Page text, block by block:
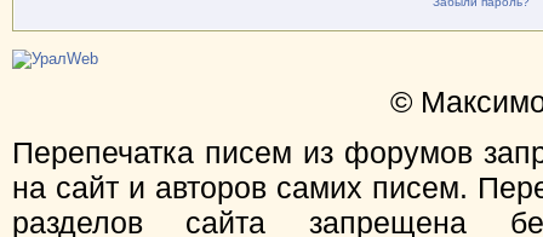
©
Перепечатка писем из форумов
на сайт и авторов самих писем.
разделов сайта запрещена